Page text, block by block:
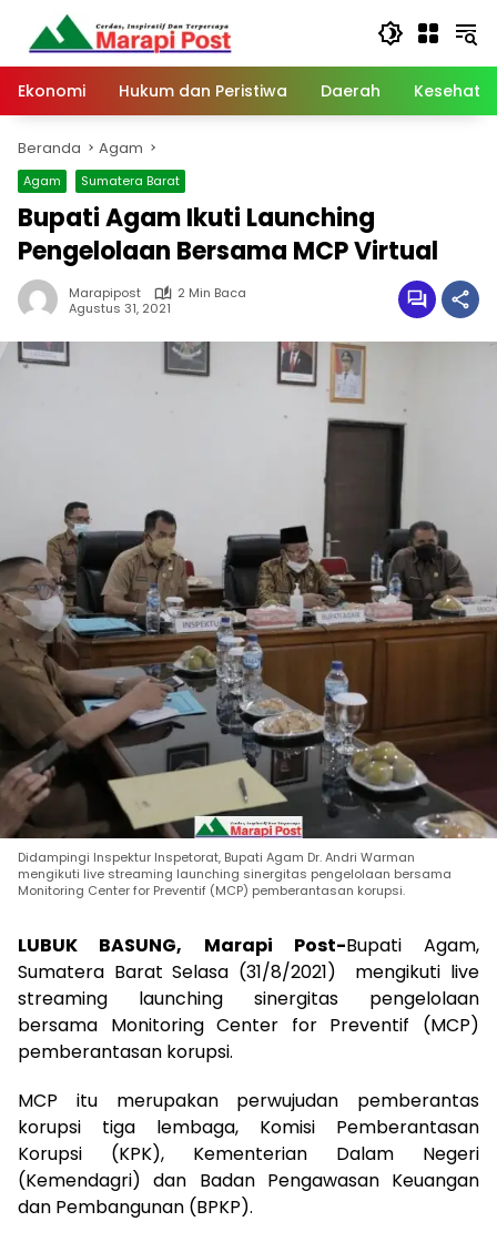
Langsung
konten
Ekonomi
Hukum dan Peristiwa Daerah
Beranda Agam
Agam Sumatera Barat
Bupati Agam Ikuti Launching
Pengelolaan Bersama MCP Virtual
Marapipost
2 Min Baca
Agustus 31, 2021
Didampingi Inspektur Inspetorat, Bupati Agam Dr. Andri Warman
mengikuti live streaming launching sinergitas pengelolaan bersama
Monitoring Center for Preventif (MCP) pemberantasan korupsi.
LUBUK BASUNG, Marapi Post-Bupati Agam,
Sumatera Barat Selasa (31/8/2021) mengikuti live
streaming launching sinergitas pengelolaan
bersama Monitoring Center for Preventif (MCP)
pemberantasan korupsi.
MCP itu merupakan perwujudan pemberantas
korupsi tiga lembaga, Komisi Pemberantasan
Korupsi (KPK), Kementerian Dalam Negeri
(Kemendagri) dan Badan Pengawasan Keuangan
dan Pembangunan (BPKP).